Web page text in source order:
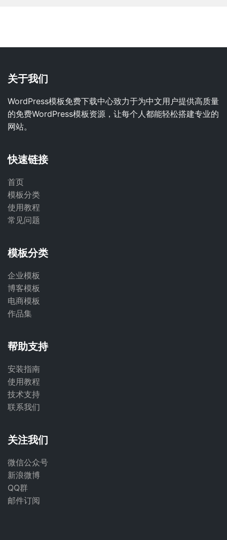
关于我们
WordPress模板免费下载中心致力于为中文用户提供高质量
的免费WordPress模板资源，让每个人都能轻松搭建专业的
网站。
快速链接
首页
模板分类
使用教程
常见问题
模板分类
企业模板
博客模板
电商模板
作品集
帮助支持
安装指南
使用教程
技术支持
联系我们
关注我们
微信公众号
新浪微博
QQ群
邮件订阅